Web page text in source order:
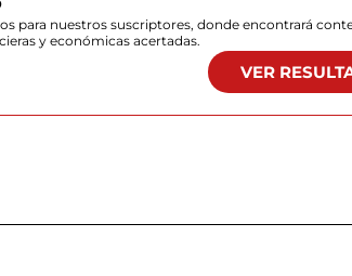
para nuestros suscriptores, donde encontrará
y económicas acertadas.
VER